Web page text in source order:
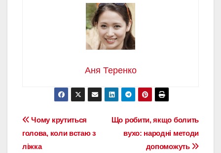
Аня Теренко
Навігація
записів
Що робити, якщо болить
вухо: народні методи
допоможуть
Чому крутиться
голова, коли встаю з
ліжка